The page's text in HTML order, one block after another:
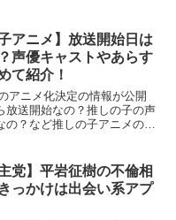
アニメ】放送開始日は
声優キャストやあらす
て紹介！
アニメ化決定の情報が公開
放送開始なの？推しの子の声
？など推しの子アニメの気
党】平岩征樹の不倫相
っかけは出会い系アプ